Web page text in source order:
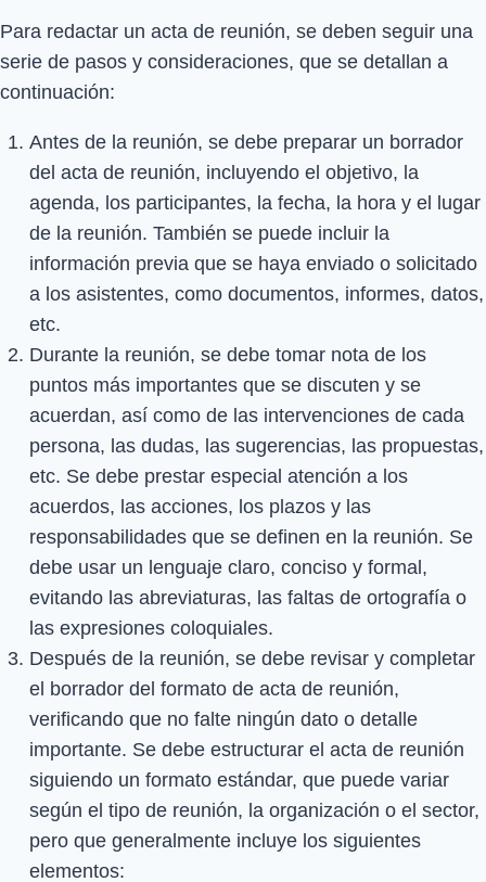
Para redactar un acta de reunión, se deben seguir una
serie de pasos y consideraciones, que se detallan a
continuación:
Antes de la reunión, se debe preparar un borrador
del acta de reunión, incluyendo el objetivo, la
agenda, los participantes, la fecha, la hora y el lugar
de la reunión. También se puede incluir la
información previa que se haya enviado o solicitado
a los asistentes, como documentos, informes, datos,
etc.
Durante la reunión, se debe tomar nota de los
puntos más importantes que se discuten y se
acuerdan, así como de las intervenciones de cada
persona, las dudas, las sugerencias, las propuestas,
etc. Se debe prestar especial atención a los
acuerdos, las acciones, los plazos y las
responsabilidades que se definen en la reunión. Se
debe usar un lenguaje claro, conciso y formal,
evitando las abreviaturas, las faltas de ortografía o
las expresiones coloquiales.
Después de la reunión, se debe revisar y completar
el borrador del formato de acta de reunión,
verificando que no falte ningún dato o detalle
importante. Se debe estructurar el acta de reunión
siguiendo un formato estándar, que puede variar
según el tipo de reunión, la organización o el sector,
pero que generalmente incluye los siguientes
elementos: